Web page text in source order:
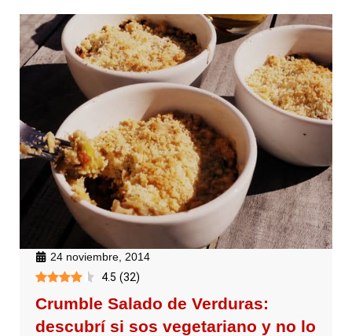
24 noviembre, 2014
4.5 (32)
Crumble Salado de Verduras:
descubrí si sos vegetariano y no lo